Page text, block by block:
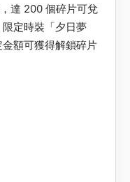
達 200 個碎片可兌
定時裝「夕日夢
額可獲得解鎖碎片